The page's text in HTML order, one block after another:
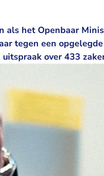
als het Openbaar
tegen een
over 433